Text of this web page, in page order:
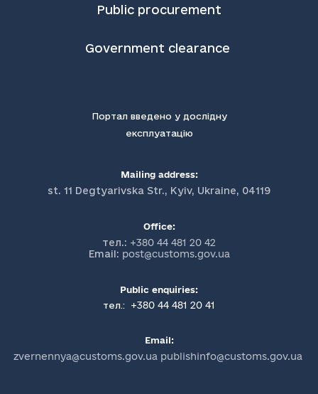
Public procurement
Government clearance
Портал введено у дослідну
експлуатацію
Mailing address:
st. 11 Degtyarivska Str., Kyiv, Ukraine, 04119
Office:
тел.: +380 44 481 20 42
Email: post@customs.gov.ua
Public enquiries:
тел.:
+380 44 481 20 41
Email:
zvernennya@customs.gov.ua publishinfo@customs.gov.ua